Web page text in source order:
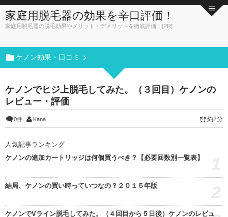
家庭用脱毛器の効果を辛口評価！
家庭用脱毛器の脱毛効果やメリット・デメリットを徹底評価！[PR]
ケノン効果・口コミ
ケノンでヒジ上脱毛してみた。（３回目）ケノンの
レビュー・評価
0件 Kana 約2分
人気記事ランキング
ケノンの追加カートリッジは何個買うべき？【必要回数別一覧表】
結局、ケノンの買い時っていつなの？２０１５年版
ケノンでVライン脱毛してみた。（４回目から５日後）ケノンのレビュ